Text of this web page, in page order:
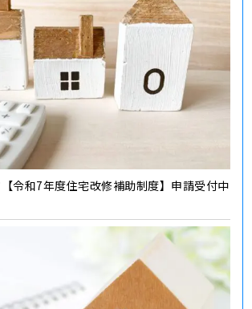
令和7年度住宅改修補助制度】申請受付中